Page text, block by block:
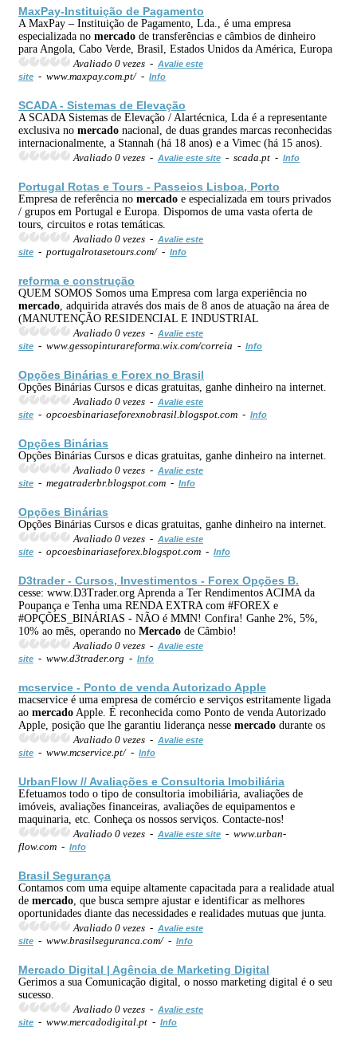
MaxPay-Instituição de Pagamento
A MaxPay – Instituição de Pagamento, Lda., é uma empresa
especializada no mercado de transferências e câmbios de dinheiro
para Angola, Cabo Verde, Brasil, Estados Unidos da América, Europa
Avaliado 0 vezes - Avalie este
site - www.maxpay.com.pt/ - Info
SCADA - Sistemas de Elevação
A SCADA Sistemas de Elevação / Alartécnica, Lda é a representante
exclusiva no mercado nacional, de duas grandes marcas reconhecidas
internacionalmente, a Stannah (há 18 anos) e a Vimec (há 15 anos).
Avaliado 0 vezes - Avalie este site - scada.pt - Info
Portugal Rotas e Tours - Passeios Lisboa, Porto
Empresa de referência no mercado e especializada em tours privados
/ grupos em Portugal e Europa. Dispomos de uma vasta oferta de
tours, circuitos e rotas temáticas.
Avaliado 0 vezes - Avalie este
site - portugalrotasetours.com/ - Info
reforma e construção
QUEM SOMOS Somos uma Empresa com larga experiência no
mercado , adquirida através dos mais de 8 anos de atuação na área de
(MANUTENÇÃO RESIDENCIAL E INDUSTRIAL
Avaliado 0 vezes - Avalie este
site - www.gessopinturareforma.wix.com/correia - Info
Opções Binárias e Forex no Brasil
Opções Binárias Cursos e dicas gratuitas, ganhe dinheiro na internet.
Avaliado 0 vezes - Avalie este
site - opcoesbinariaseforexnobrasil.blogspot.com - Info
Opções Binárias
Opções Binárias Cursos e dicas gratuitas, ganhe dinheiro na internet.
Avaliado 0 vezes - Avalie este
site - megatraderbr.blogspot.com - Info
Opções Binárias
Opções Binárias Cursos e dicas gratuitas, ganhe dinheiro na internet.
Avaliado 0 vezes - Avalie este
site - opcoesbinariaseforex.blogspot.com - Info
D3trader - Cursos, Investimentos - Forex Opções B.
cesse: www.D3Trader.org Aprenda a Ter Rendimentos ACIMA da
Poupança e Tenha uma RENDA EXTRA com #FOREX e
#OPÇÕES_BINÁRIAS - NÃO é MMN! Confira! Ganhe 2%, 5%,
10% ao mês, operando no Mercado de Câmbio!
Avaliado 0 vezes - Avalie este
site - www.d3trader.org - Info
mcservice - Ponto de venda Autorizado Apple
macservice é uma empresa de comércio e serviços estritamente ligada
ao mercado Apple. É reconhecida como Ponto de venda Autorizado
Apple, posição que lhe garantiu liderança nesse mercado durante os
Avaliado 0 vezes - Avalie este
site - www.mcservice.pt/ - Info
UrbanFlow // Avaliações e Consultoria Imobiliária
Efetuamos todo o tipo de consultoria imobiliária, avaliações de
imóveis, avaliações financeiras, avaliações de equipamentos e
maquinaria, etc. Conheça os nossos serviços. Contacte-nos!
Avaliado 0 vezes - Avalie este site - www.urban-
flow.com - Info
Brasil Segurança
Contamos com uma equipe altamente capacitada para a realidade atual
de mercado , que busca sempre ajustar e identificar as melhores
oportunidades diante das necessidades e realidades mutuas que junta.
Avaliado 0 vezes - Avalie este
site - www.brasilseguranca.com/ - Info
Mercado Digital | Agência de Marketing Digital
Gerimos a sua Comunicação digital, o nosso marketing digital é o seu
sucesso.
Avaliado 0 vezes - Avalie este
site - www.mercadodigital.pt - Info